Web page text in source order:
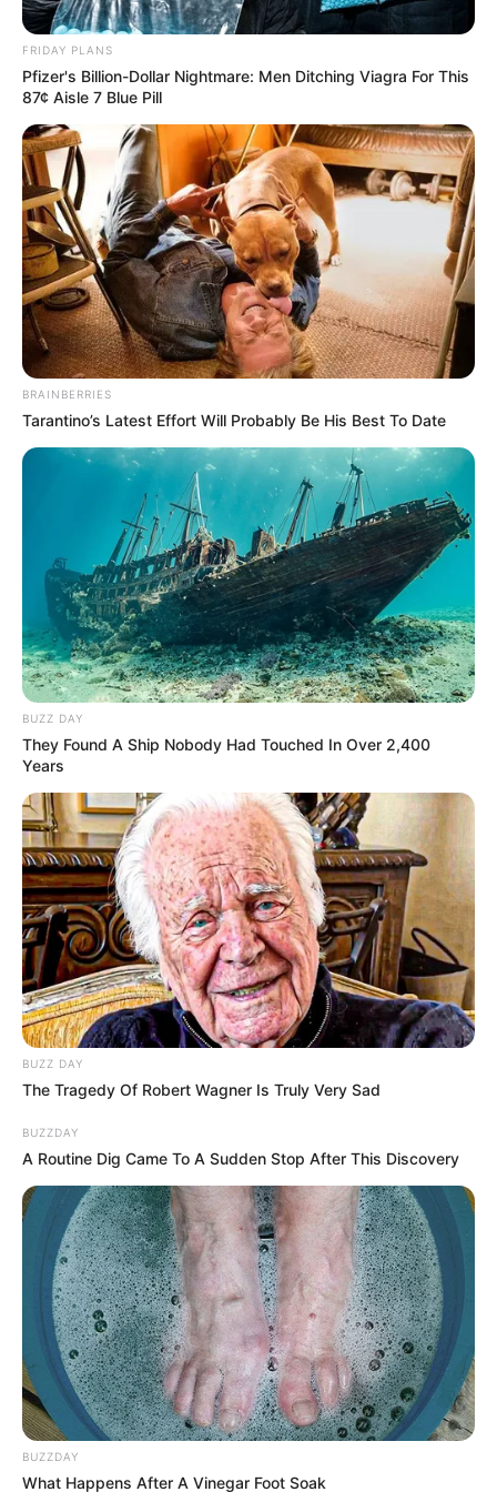
PostedFriss hírek
Magyar Péter kedd este
felrobbantotta a facebookot-
EZT kaptuk tőle!
bySzerző • January 5, 2026
Magyar Péter reagált a tegnapi Harcosok Klubja
felhívására. Miközben épp az egymillió lépésű túrán
halad,tett egy bejelentést Magyar Péter elmondta,
hogy félúton járnak, hat napja sétálnak, és
FRIDAY PLANS
Pfizer's Billion-Dollar Nightmare: Men Ditching Viagra For This
87¢ Aisle 7 Blue Pill
BRAINBERRIES
Tarantino’s Latest Effort Will Probably Be His Best To Date
BUZZ DAY
They Found A Ship Nobody Had Touched In Over 2,400
Years
BUZZ DAY
The Tragedy Of Robert Wagner Is Truly Very Sad
BUZZDAY
A Routine Dig Came To A Sudden Stop After This Discovery
BUZZDAY
What Happens After A Vinegar Foot Soak